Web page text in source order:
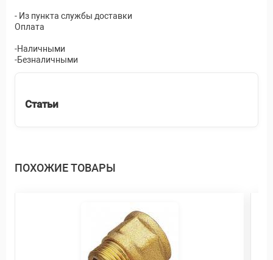
- Из пункта службы доставки
Оплата
-Наличными
-Безналичными
Статьи
ПОХОЖИЕ ТОВАРЫ